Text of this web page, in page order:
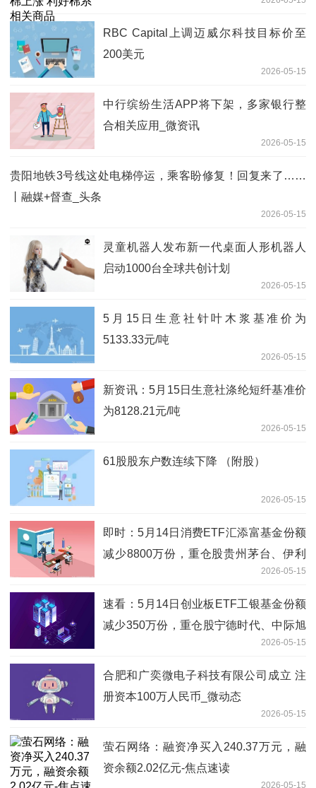
RBC Capital上调迈威尔科技目标价至
200美元
2026-05-15
中行缤纷生活APP将下架，多家银行整
合相关应用_微资讯
2026-05-15
贵阳地铁3号线这处电梯停运，乘客盼修复！回复来了……
丨融媒+督查_头条
2026-05-15
灵童机器人发布新一代桌面人形机器人
启动1000台全球共创计划
2026-05-15
5月15日生意社针叶木浆基准价为
5133.33元/吨
2026-05-15
新资讯：5月15日生意社涤纶短纤基准价
为8128.21元/吨
2026-05-15
61股股东户数连续下降 （附股）
2026-05-15
即时：5月14日消费ETF汇添富基金份额
减少8800万份，重仓股贵州茅台、伊利
2026-05-15
速看：5月14日创业板ETF工银基金份额
减少350万份，重仓股宁德时代、中际旭
2026-05-15
合肥和广奕微电子科技有限公司成立 注
册资本100万人民币_微动态
2026-05-15
萤石网络：融资净买入240.37万元，融
资余额2.02亿元-焦点速读
2026-05-15